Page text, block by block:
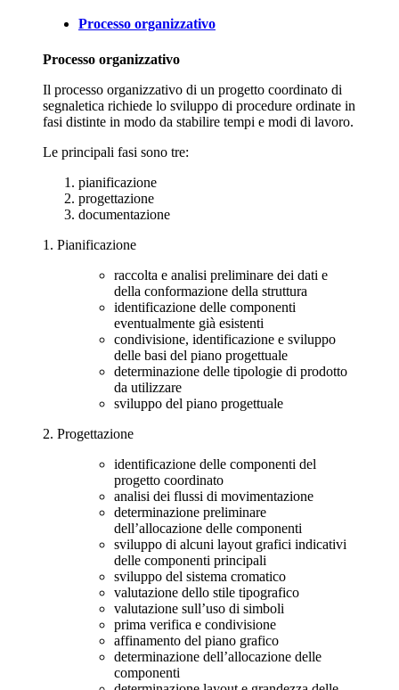
Processo organizzativo
Processo organizzativo
Il processo organizzativo di un progetto coordinato di
segnaletica richiede lo sviluppo di procedure ordinate in
fasi distinte in modo da stabilire tempi e modi di lavoro.
Le principali fasi sono tre:
pianificazione
progettazione
documentazione
1. Pianificazione
raccolta e analisi preliminare dei dati e
della conformazione della struttura
identificazione delle componenti
eventualmente già esistenti
condivisione, identificazione e sviluppo
delle basi del piano progettuale
determinazione delle tipologie di prodotto
da utilizzare
sviluppo del piano progettuale
2. Progettazione
identificazione delle componenti del
progetto coordinato
analisi dei flussi di movimentazione
determinazione preliminare
dell’allocazione delle componenti
sviluppo di alcuni layout grafici indicativi
delle componenti principali
sviluppo del sistema cromatico
valutazione dello stile tipografico
valutazione sull’uso di simboli
prima verifica e condivisione
affinamento del piano grafico
determinazione dell’allocazione delle
componenti